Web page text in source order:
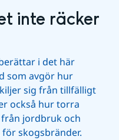
inte räcker
i det här
som avgör hur
sig från tillfälligt
också hur torra
jordbruk och
skogsbränder.